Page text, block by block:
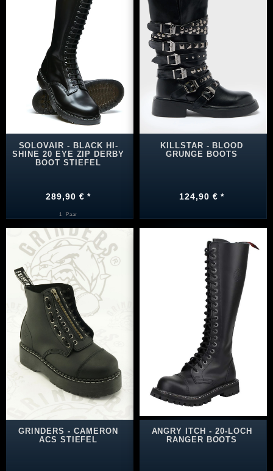
SOLOVAIR - BLACK HI-
SHINE 20 EYE ZIP DERBY
BOOT STIEFEL
289,90 € *
1 Paar
KILLSTAR - BLOOD
GRUNGE BOOTS
124,90 € *
GRINDERS - CAMERON
ACS STIEFEL
ANGRY ITCH - 20-LOCH
RANGER BOOTS